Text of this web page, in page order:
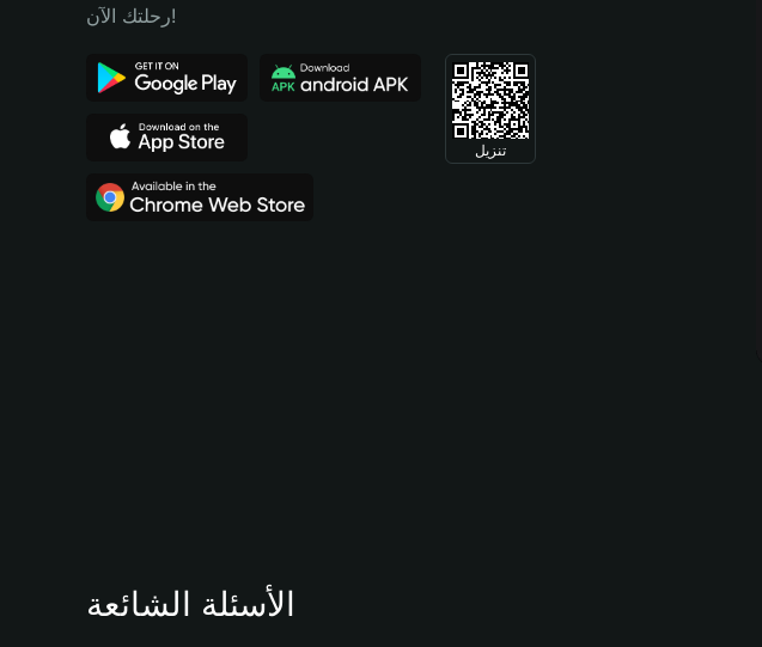
Português (Brasil)
رحلتك الآن!
تنزيل
الأسئلة الشائعة